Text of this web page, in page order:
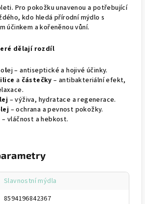
Pro pokožku unavenou a potřebující
kdo hledá přírodní mýdlo s
účinkem a kořeněnou vůní.
dělají rozdíl
olej – antiseptické a hojivé účinky.
a částečky – antibakteriální efekt,
– výživa, hydratace a regenerace.
– ochrana a pevnost pokožky.
– vláčnost a hebkost.
Slavnostní mýdla
8594196842367